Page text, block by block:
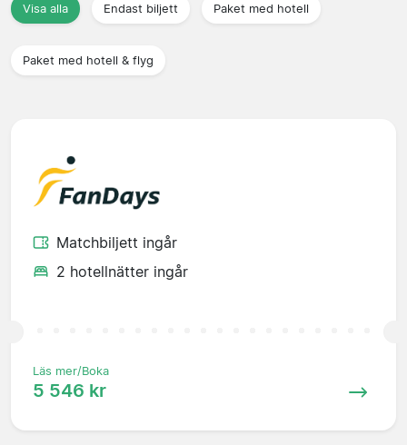
Visa alla Endast biljett Paket med hotell
Paket med hotell & flyg
Matchbiljett ingår
2 hotellnätter ingår
Läs mer/Boka
5 546 kr